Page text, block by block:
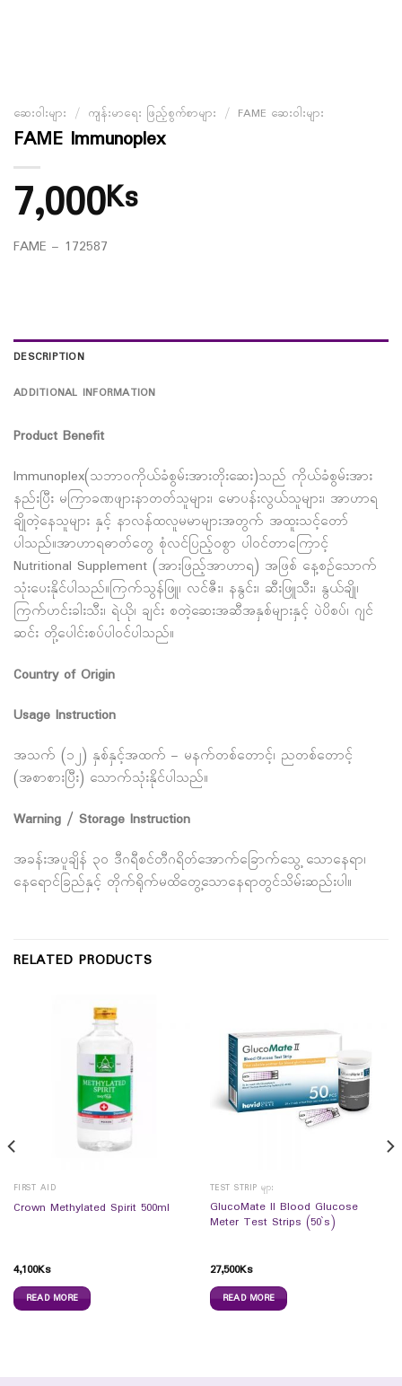
ဆေးဝါးများ / ကျန်းမာရေး ဖြည့်စွက်စာများ / FAME ဆေးဝါးများ
FAME Immunoplex
7,000Ks
FAME – 172587
DESCRIPTION
ADDITIONAL INFORMATION
Product Benefit
Immunoplex(သဘာဝကိုယ်ခံစွမ်းအားတိုးဆေး)သည် ကိုယ်ခံစွမ်းအား
နည်းပြီး မကြာခဏဖျားနာတတ်သူများ၊ မောပန်းလွယ်သူများ၊ အာဟာရ
ချိုတဲ့နေသူများ နှင့် နာလန်ထလူမမာများအတွက် အထူးသင့်တော်
ပါသည်။အာဟာရဓာတ်တွေ စုံလင်ပြည့်ဝစွာ ပါဝင်တာကြောင့်
Nutritional Supplement (အားဖြည့်အာဟာရ) အဖြစ် နေ့စဉ်သောက်
သုံးပေးနိုင်ပါသည်။ကြက်သွန်ဖြူ၊ လင်ဇီး၊ နနွင်း၊ ဆီးဖြူသီး၊ နွယ်ချို၊
ကြက်ဟင်းခါးသီး၊ ရဲယို၊ ချင်း စတဲ့ဆေးအဆီအနှစ်များနှင့် ပဲပိစပ်၊ ဂျင်
ဆင်း တို့ပေါင်းစပ်ပါဝင်ပါသည်။
Country of Origin
Usage Instruction
အသက် (၁၂) နှစ်နှင့်အထက် – မနက်တစ်တောင့်၊ ညတစ်တောင့်
(အစာစားပြီး) သောက်သုံးနိုင်ပါသည်။
Warning / Storage Instruction
အခန်းအပူချိန် ၃၀ ဒီဂရီစင်တီဂရိတ်အောက်ခြောက်သွေ့ သောနေရာ၊
နေရောင်ခြည်နှင့် တိုက်ရိုက်မထိတွေ့သောနေရာတွင်သိမ်းဆည်းပါ။
RELATED PRODUCTS
FIRST AID
Crown Methylated Spirit 500ml
4,100Ks
READ MORE
TEST STRIP များ
GlucoMate II Blood Glucose
Meter Test Strips (50`s)
27,500Ks
READ MORE